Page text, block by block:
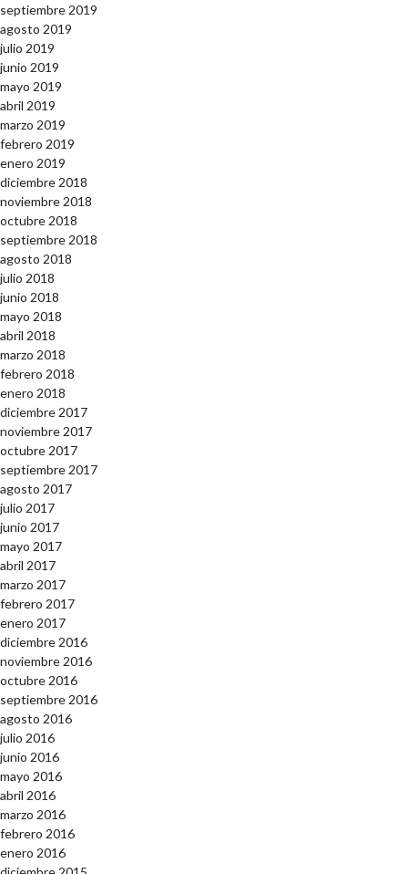
septiembre 2019
agosto 2019
julio 2019
junio 2019
mayo 2019
abril 2019
marzo 2019
febrero 2019
enero 2019
diciembre 2018
noviembre 2018
octubre 2018
septiembre 2018
agosto 2018
julio 2018
junio 2018
mayo 2018
abril 2018
marzo 2018
febrero 2018
enero 2018
diciembre 2017
noviembre 2017
octubre 2017
septiembre 2017
agosto 2017
julio 2017
junio 2017
mayo 2017
abril 2017
marzo 2017
febrero 2017
enero 2017
diciembre 2016
noviembre 2016
octubre 2016
septiembre 2016
agosto 2016
julio 2016
junio 2016
mayo 2016
abril 2016
marzo 2016
febrero 2016
enero 2016